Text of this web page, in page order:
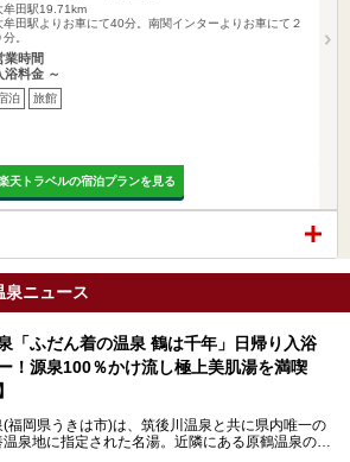
牟田駅19.71km
牟田駅よりお車にて40分。南関インターよりお車にて２
分。
業時間
浴料金 ～
泊 旅館
天トラベルの宿泊プランを見る
泉ニュース
「ふだん着の温泉 鶴は千年」日帰り入浴
！源泉100％かけ流し極上美肌湯を満喫
(福岡県うきは市)は、筑後川温泉と共に県内唯一の
泉地に指定された名湯。近隣にある原鶴温泉の観